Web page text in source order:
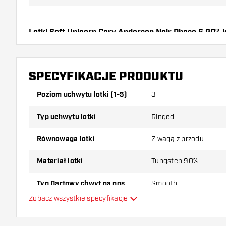
Lotki Soft Unicorn Gary Anderson Noir Phase 6 90%
Lotki, 3 Piórki i 3 Shafty.
SPECYFIKACJE PRODUKTU
Poziom uchwytu lotki (1-5) 3
Typ uchwytu lotki Ringed
Równowaga lotki Z wagą z przodu
Materiał lotki Tungsten 90%
Typ Dartowy chwyt na nos Smooth
Zobacz wszystkie specyfikacje